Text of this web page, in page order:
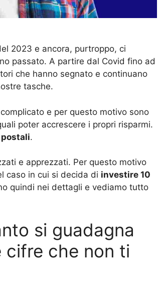
2023 e ancora, purtroppo, ci
passato. A partire dal Covid fino ad
che hanno segnato e continuano
tasche.
e per questo motivo sono
poter accrescere i propri risparmi.
.
e apprezzati. Per questo motivo
caso in cui si decida di investire 10
quindi nei dettagli e vediamo tutto
si guadagna
cifre che non ti